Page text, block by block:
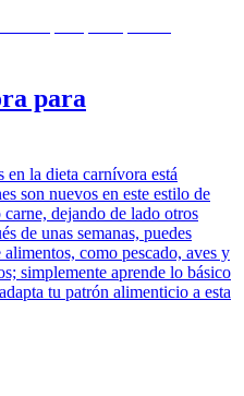
para
la dieta carnívora está
son nuevos en este estilo de
dejando de lado otros
de unas semanas, puedes
como pescado, aves y
simplemente aprende lo básico
tu patrón alimenticio a esta